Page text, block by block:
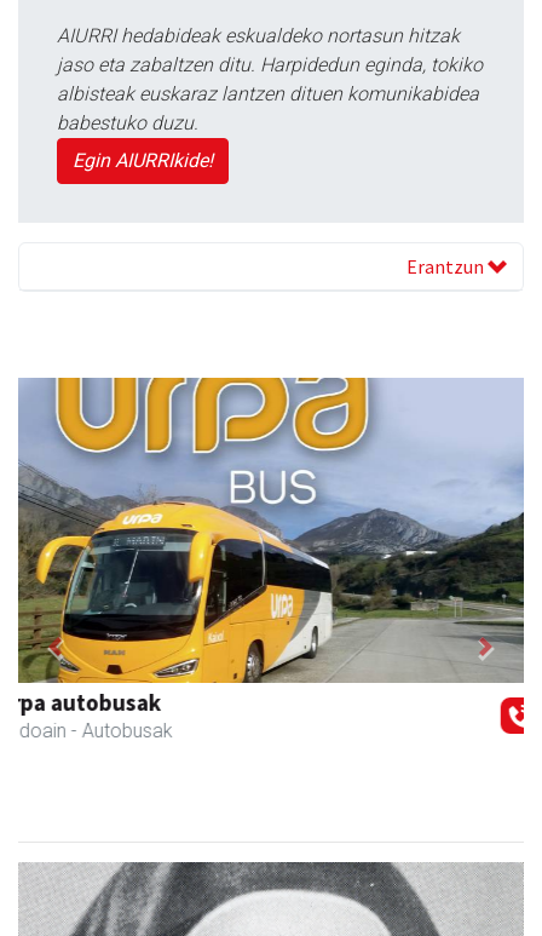
AIURRI hedabideak eskualdeko nortasun hitzak
jaso eta zabaltzen ditu. Harpidedun eginda, tokiko
albisteak euskaraz lantzen dituen komunikabidea
babestuko duzu.
Egin AIURRIkide!
Erantzun
La Salle Berrozpe Ikastetxea
Andoain - Hezkuntza
Previous Next